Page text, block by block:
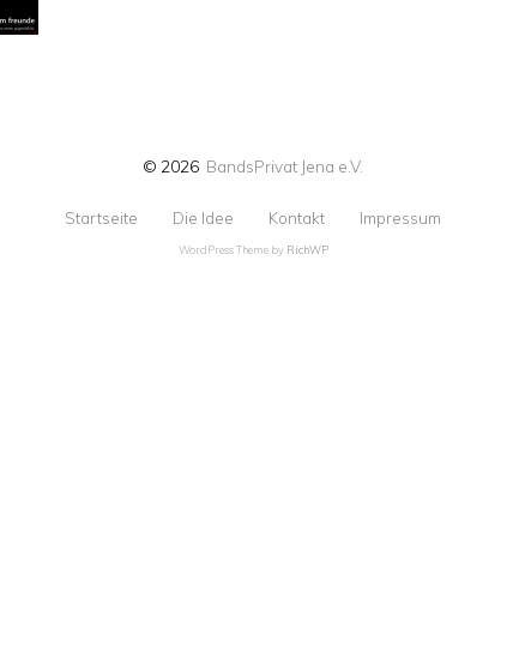
© 2026 BandsPrivat Jena e.V.
Startseite Die Idee Kontakt Impressum
WordPress Theme by RichWP